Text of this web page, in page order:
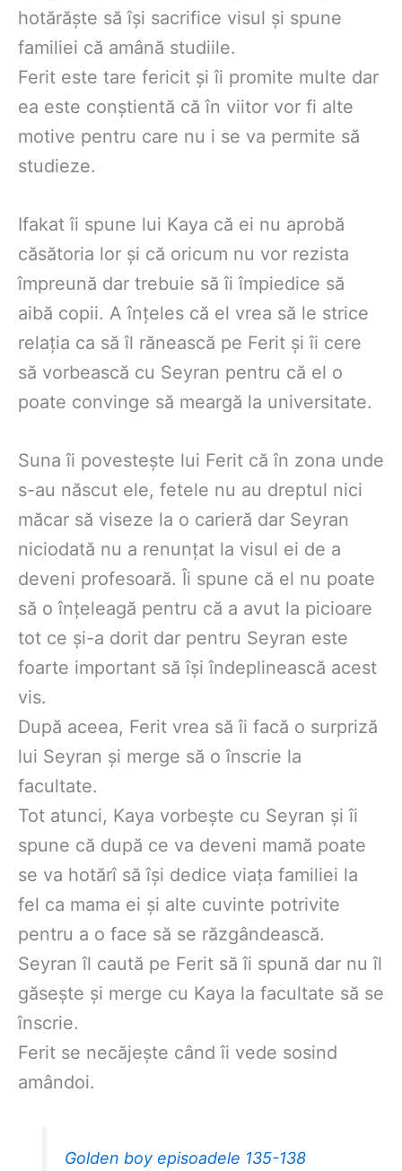
hotărăște să își sacrifice visul și spune
familiei că amână studiile.
Ferit este tare fericit și îi promite multe dar
ea este conștientă că în viitor vor fi alte
motive pentru care nu i se va permite să
studieze.
Ifakat îi spune lui Kaya că ei nu aprobă
căsătoria lor și că oricum nu vor rezista
împreună dar trebuie să îi împiedice să
aibă copii. A înțeles că el vrea să le strice
relația ca să îl rănească pe Ferit și îi cere
să vorbească cu Seyran pentru că el o
poate convinge să meargă la universitate.
Suna îi povestește lui Ferit că în zona unde
s-au născut ele, fetele nu au dreptul nici
măcar să viseze la o carieră dar Seyran
niciodată nu a renunțat la visul ei de a
deveni profesoară. Îi spune că el nu poate
să o înțeleagă pentru că a avut la picioare
tot ce și-a dorit dar pentru Seyran este
foarte important să își îndeplinească acest
vis.
După aceea, Ferit vrea să îi facă o surpriză
lui Seyran și merge să o înscrie la
facultate.
Tot atunci, Kaya vorbește cu Seyran și îi
spune că după ce va deveni mamă poate
se va hotărî să își dedice viața familiei la
fel ca mama ei și alte cuvinte potrivite
pentru a o face să se răzgândească.
Seyran îl caută pe Ferit să îi spună dar nu îl
găsește și merge cu Kaya la facultate să se
înscrie.
Ferit se necăjește când îi vede sosind
amândoi.
Golden boy episoadele 135-138